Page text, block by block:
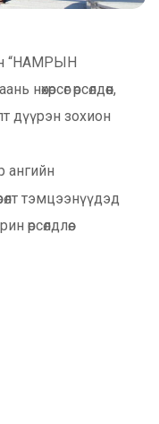
“НАМРЫН
өрсөлдөөн,
дүүрэн зохион
ангийн
тэмцээнүүдэд
өрсөлдлөө.